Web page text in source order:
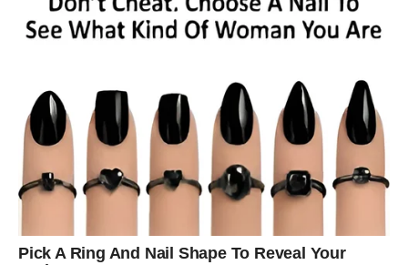
U ljubavi, moguće je da se pojavi neko ko će uzdrmati
tvoju sigurnost. Pitanje je – da li si spreman za promenu?
hrabrost.
ŠKORPIJA
Škorpije danas ulaze u jedan od najintenzivnijih dana